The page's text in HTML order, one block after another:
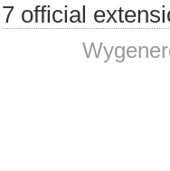
7 official